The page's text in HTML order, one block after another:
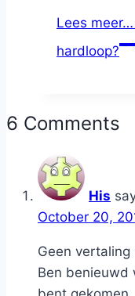
Lees meer…
hardloop?
6 Comments
His
October 20,
Geen vertaling
Ben benieuwd